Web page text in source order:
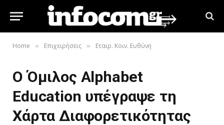
Home » Επιχειρήσεις » Εταιρ. Κοιν. Ευθύνη
Ο Όμιλος Alphabet
Education υπέγραψε τη
Χάρτα Διαφορετικότητας